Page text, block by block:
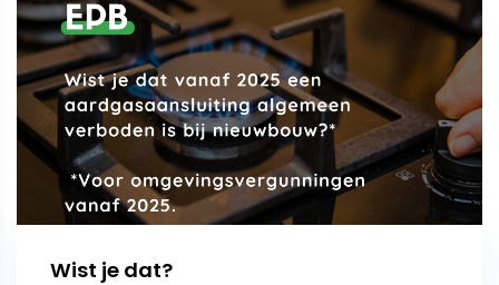
Wist je dat?